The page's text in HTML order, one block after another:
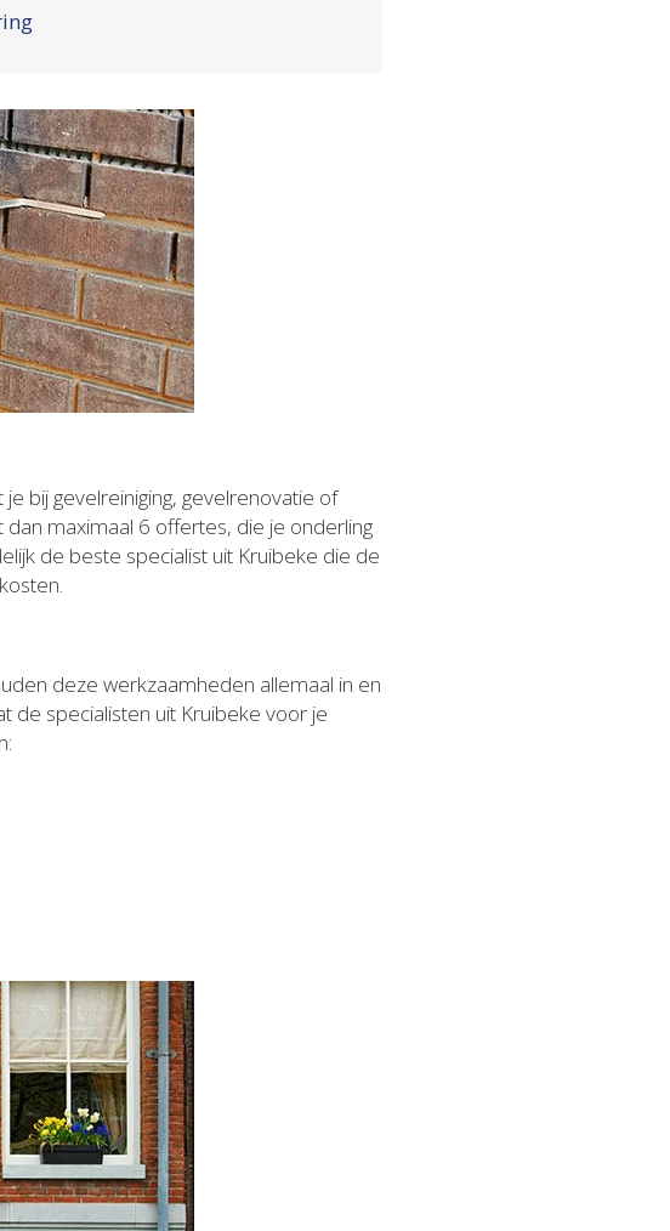
bij gevelreiniging, gevelrenovatie of
dan maximaal 6 offertes, die je onderling
de beste specialist uit Kruibeke die de
deze werkzaamheden allemaal in en
de specialisten uit Kruibeke voor je